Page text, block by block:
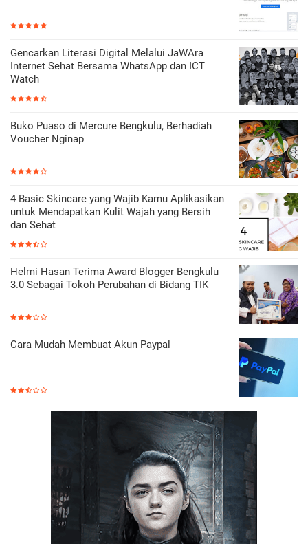
Gencarkan Literasi Digital Melalui JaWAra
Internet Sehat Bersama WhatsApp dan ICT
Watch
Buko Puaso di Mercure Bengkulu, Berhadiah
Voucher Nginap
4 Basic Skincare yang Wajib Kamu Aplikasikan
untuk Mendapatkan Kulit Wajah yang Bersih
dan Sehat
Helmi Hasan Terima Award Blogger Bengkulu
3.0 Sebagai Tokoh Perubahan di Bidang TIK
Cara Mudah Membuat Akun Paypal